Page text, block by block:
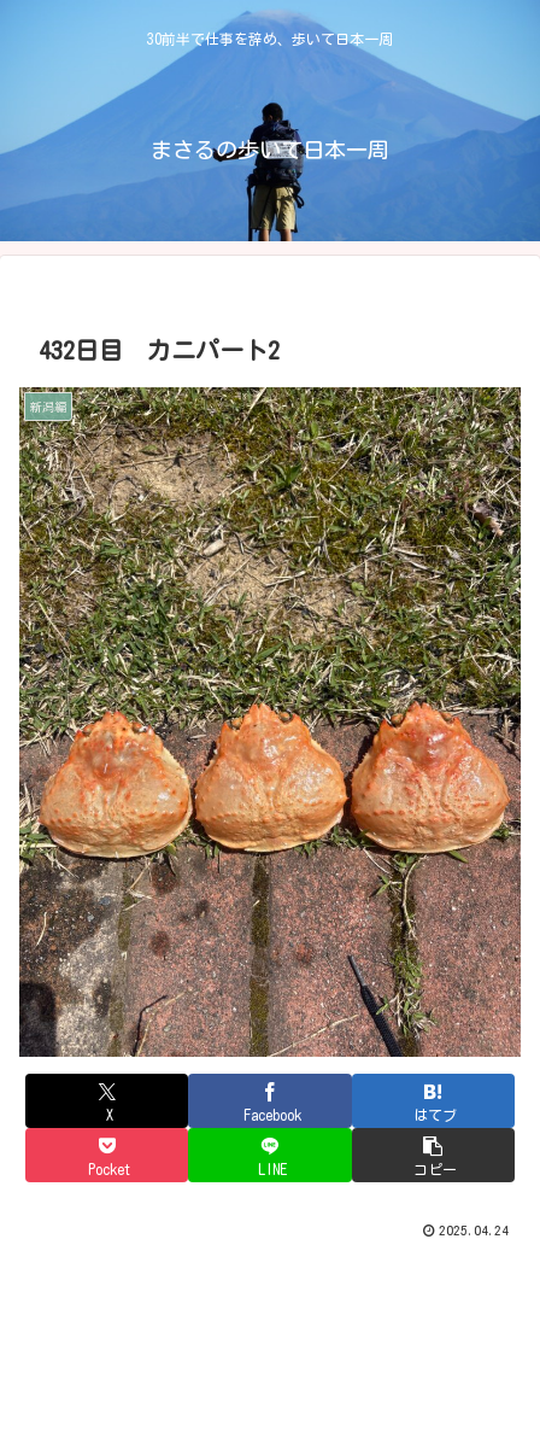
30前半で仕事を辞め、歩いて日本一周
まさるの歩いて日本一周
432日目 カニパート2
新潟編
X Facebook はてブ
Pocket LINE コピー
2025.04.24